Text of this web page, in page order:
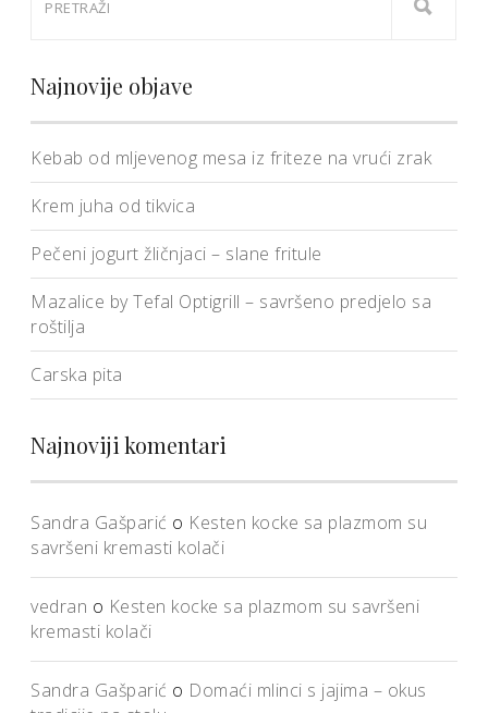
Najnovije objave
Kebab od mljevenog mesa iz friteze na vrući zrak
Krem juha od tikvica
Pečeni jogurt žličnjaci – slane fritule
Mazalice by Tefal Optigrill – savršeno predjelo sa
roštilja
Carska pita
Najnoviji komentari
Sandra Gašparić o Kesten kocke sa plazmom su
savršeni kremasti kolači
vedran o Kesten kocke sa plazmom su savršeni
kremasti kolači
Sandra Gašparić o Domaći mlinci s jajima – okus